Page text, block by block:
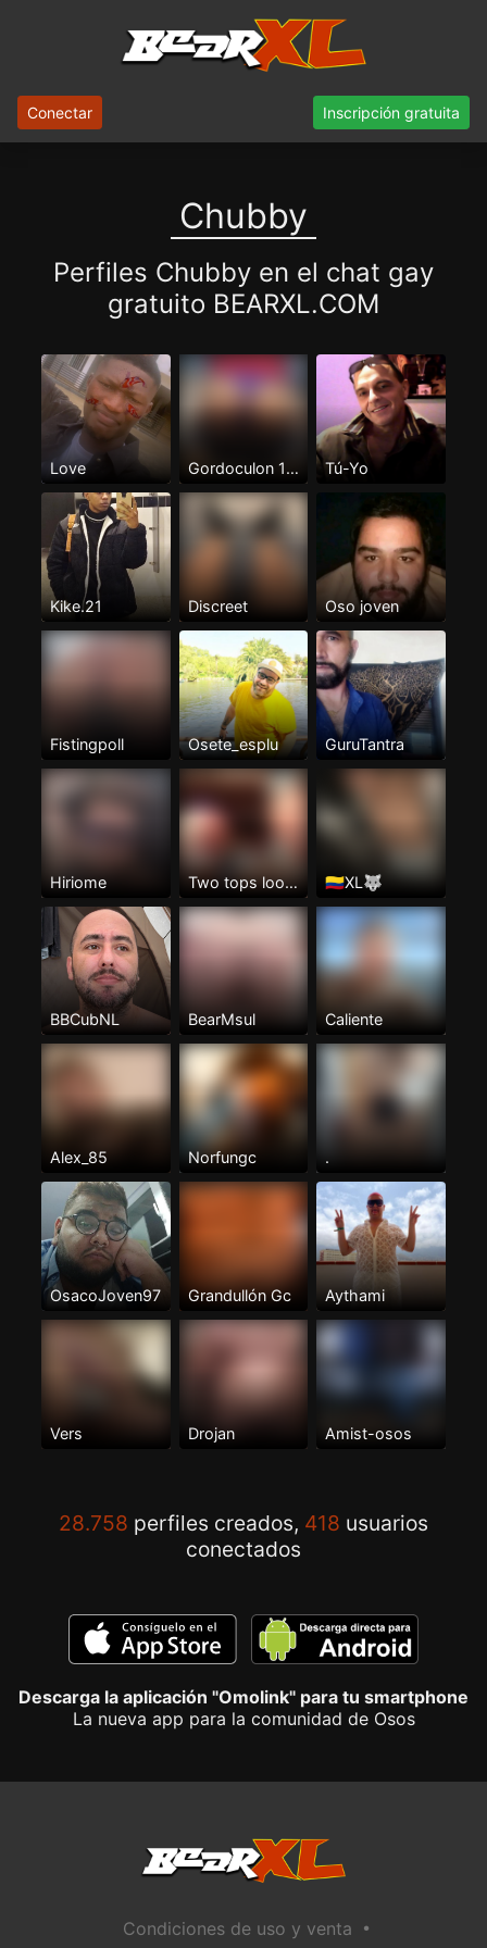
Conectar Inscripción gratuita
Chubby
Perfiles Chubby en el chat gay
gratuito BEARXL.COM
Love Gordoculon 100%pasivo Tú-Yo
Kike.21 Discreet Oso joven
Fistingpoll Osete_esplu GuruTantra
Hiriome Two tops looking for a hot arse to spit roast 🇨🇴XL🐺
BBCubNL BearMsul Caliente
Alex_85 Norfungc .
OsacoJoven97 Grandullón Gc Aythami
Vers Drojan Amist-osos
28.758 perfiles creados, 418 usuarios
conectados
Descarga la aplicación "Omolink" para tu smartphone
La nueva app para la comunidad de Osos
Condiciones de uso y venta •